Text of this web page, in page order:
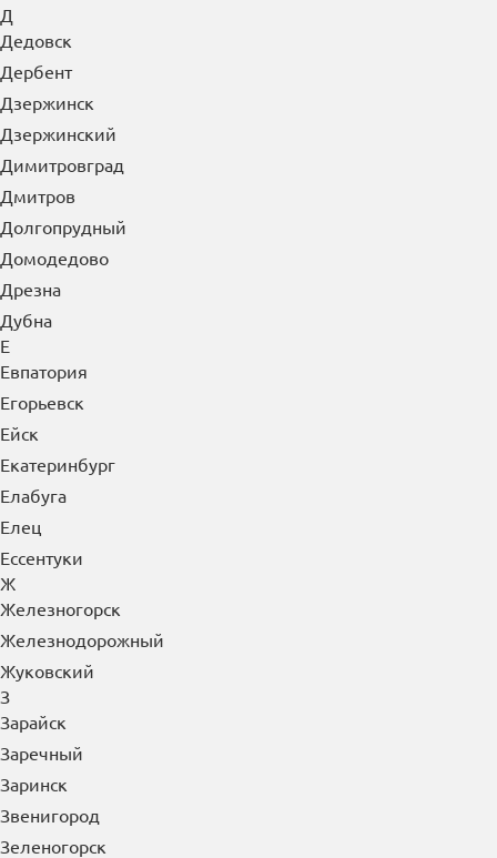
Д
Дедовск
Дербент
Дзержинск
Дзержинский
Димитровград
Дмитров
Долгопрудный
Домодедово
Дрезна
Дубна
Е
Евпатория
Егорьевск
Ейск
Екатеринбург
Елабуга
Елец
Ессентуки
Ж
Железногорск
Железнодорожный
Жуковский
З
Зарайск
Заречный
Заринск
Звенигород
Зеленогорск